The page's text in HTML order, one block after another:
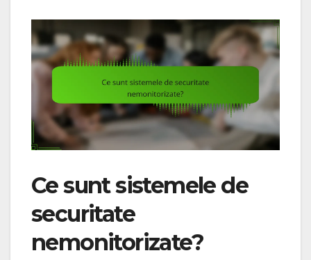
Ce sunt sistemele de
securitate
nemonitorizate?